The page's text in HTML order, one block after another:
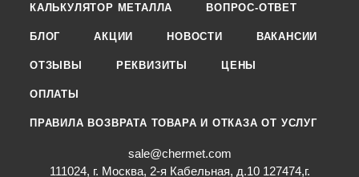
КАЛЬКУЛЯТОР МЕТАЛЛА ВОПРОС-ОТВЕТ
БЛОГ АКЦИИ НОВОСТИ ВАКАНСИИ
ОТЗЫВЫ РЕКВИЗИТЫ ЦЕНЫ
ОПЛАТЫ
ПРАВИЛА ВОЗВРАТА ТОВАРА И ОТКАЗА ОТ УСЛУГ
sale@chermet.com
111024, г. Москва, 2-я Кабельная, д.10 127474,г.